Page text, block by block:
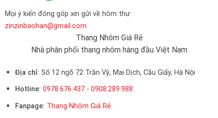
Mọi ý kiến đóng góp xin gửi về hòm thư:
zinzinbaohan@gmail.com
Thang Nhôm Giá Rẻ
Nhà phân phối thang nhôm hàng đầu Việt Nam
Địa chỉ: Số 12 ngõ 72 Trần Vỹ, Mai Dịch, Cầu Giấy, Hà Nội
Hotline: 0978.676.437- 0908.289.988
Fanpage: Thang Nhôm Giá Rẻ